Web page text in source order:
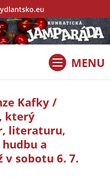
Kafky /
který
literaturu,
a
v sobotu 6. 7.